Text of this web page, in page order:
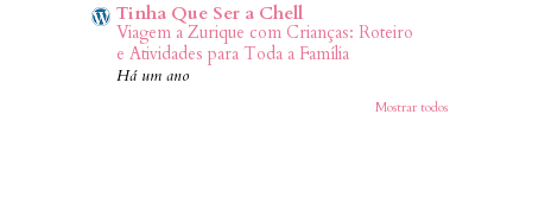
Tinha Que Ser a Chell
Viagem a Zurique com Crianças: Roteiro
e Atividades para Toda a Família
Há um ano
Mostrar todos